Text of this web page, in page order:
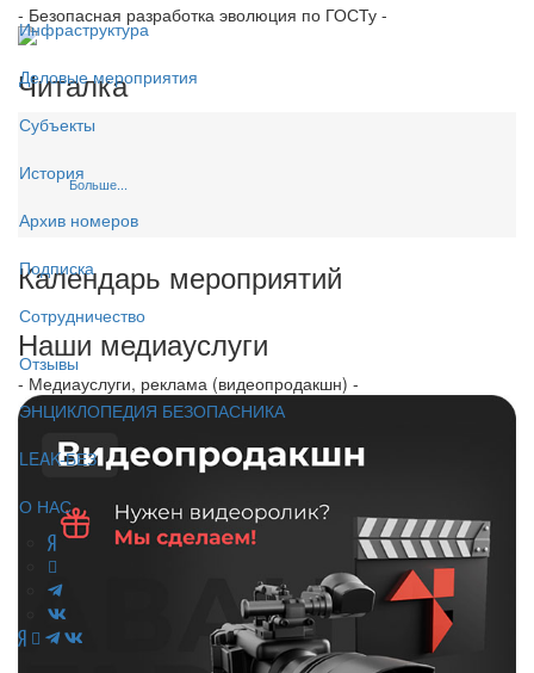
Инфраструктура
Деловые мероприятия
Субъекты
История
Архив номеров
Подписка
Сотрудничество
Отзывы
ЭНЦИКЛОПЕДИЯ БЕЗОПАСНИКА
LEAK-БЕЗ
О НАС
- Безопасная разработка эволюция по ГОСТу -
Читалка
Больше...
Календарь мероприятий
Наши медиауслуги
- Медиауслуги, реклама (видеопродакшн) -